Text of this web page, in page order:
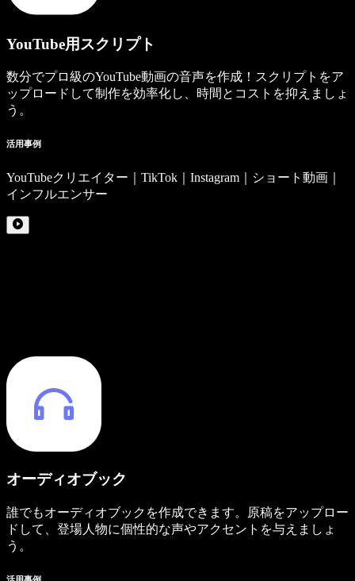
YouTube用スクリプト
数分でプロ級のYouTube動画の音声を作成！スクリプトをア
ップロードして制作を効率化し、時間とコストを抑えましょ
う。
活用事例
YouTubeクリエイター｜TikTok｜Instagram｜ショート動画｜
インフルエンサー
オーディオブック
誰でもオーディオブックを作成できます。原稿をアップロー
ドして、登場人物に個性的な声やアクセントを与えましょ
う。